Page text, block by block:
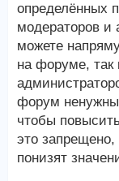
определённых
модераторов
можете
на форуме, так
форум
чтобы
это
понизят